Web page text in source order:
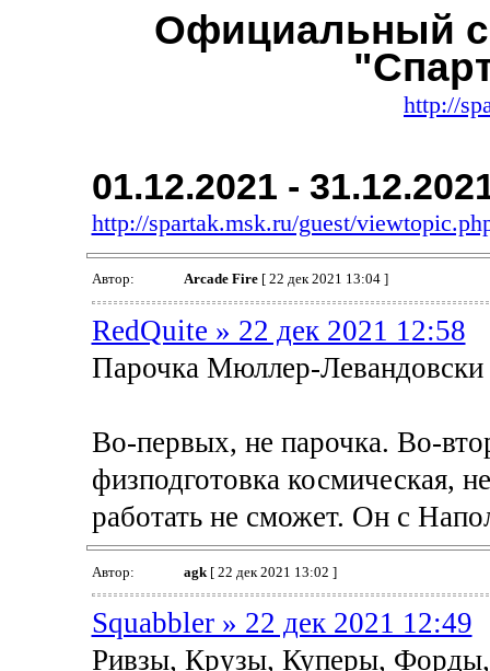
Официальный
http://
01.12.2021 -
http://spartak.msk.ru/guest/
Автор: Arcade Fire[ 22 дек 2021 13:04 ]
RedQuite » 22 дек 2021 12:58
Парочка Мюллер-Левандовски
Во-первых, не парочка. Во-
физподготовка космическая,
работать не сможет. Он с
Автор: agk[ 22 дек 2021 13:02 ]
Squabbler » 22 дек 2021 12:49
Ривзы, Крузы, Куперы,